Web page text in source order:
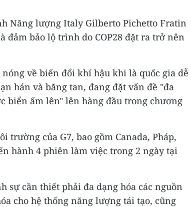
Năng lượng Italy Gilberto Pichetto Fratin
đảm bảo lộ trình do COP28 đặt ra trở nên
về biến đổi khí hậu khi là quốc gia dễ
hán và băng tan, đang đặt vấn đề "đa
biển ấm lên" lên hàng đầu trong chương
trường của G7, bao gồm Canada, Pháp,
hành 4 phiên làm việc trong 2 ngày tại
sự cần thiết phải đa dạng hóa các nguồn
cho hệ thống năng lượng tái tạo, cũng